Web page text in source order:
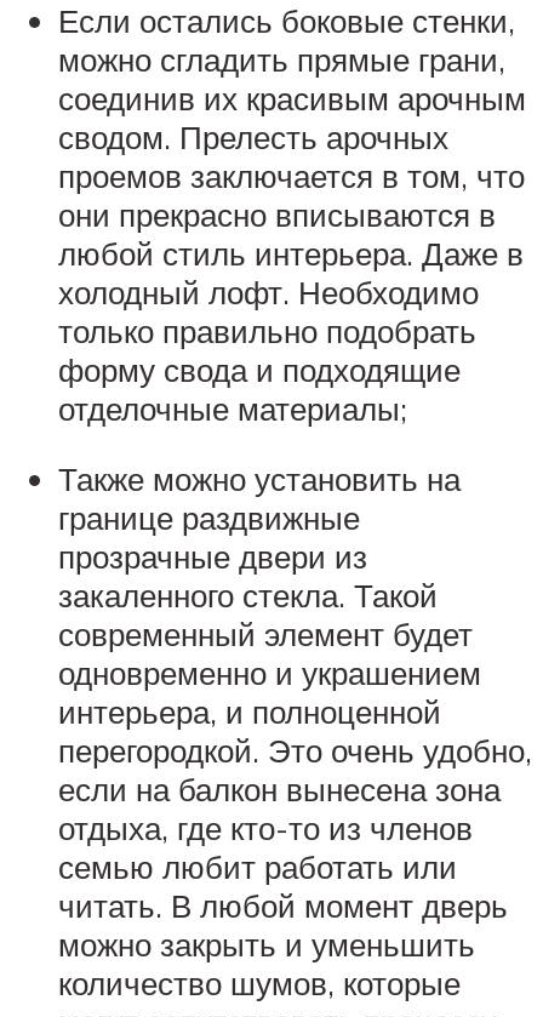
Если остались боковые стенки,
можно сгладить прямые грани,
соединив их красивым арочным
сводом. Прелесть арочных
проемов заключается в том, что
они прекрасно вписываются в
любой стиль интерьера. Даже в
холодный лофт. Необходимо
только правильно подобрать
форму свода и подходящие
отделочные материалы;
Также можно установить на
границе раздвижные
прозрачные двери из
закаленного стекла. Такой
современный элемент будет
одновременно и украшением
интерьера, и полноценной
перегородкой. Это очень удобно,
если на балкон вынесена зона
отдыха, где кто-то из членов
семью любит работать или
читать. В любой момент дверь
можно закрыть и уменьшить
количество шумов, которые